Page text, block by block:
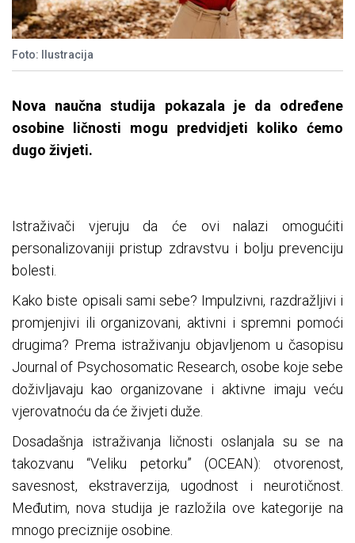
Foto: Ilustracija
Nova naučna studija pokazala je da određene
osobine ličnosti mogu predvidjeti koliko ćemo
dugo živjeti.
Istraživači vjeruju da će ovi nalazi omogućiti
personalizovaniji pristup zdravstvu i bolju prevenciju
bolesti.
Kako biste opisali sami sebe? Impulzivni, razdražljivi i
promjenjivi ili organizovani, aktivni i spremni pomoći
drugima? Prema istraživanju objavljenom u časopisu
Journal of Psychosomatic Research, osobe koje sebe
doživljavaju kao organizovane i aktivne imaju veću
vjerovatnoću da će živjeti duže.
Dosadašnja istraživanja ličnosti oslanjala su se na
takozvanu “Veliku petorku” (OCEAN): otvorenost,
savesnost, ekstraverzija, ugodnost i neurotičnost.
Međutim, nova studija je razložila ove kategorije na
mnogo preciznije osobine.